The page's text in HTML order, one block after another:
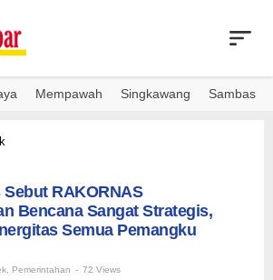
Mempawah Singkawang Sambas
RAKORNAS
Penanggulangan
Bencana
Sangat
Memerlukan
RAKORNAS
Bencana Sangat Strategis,
Semua Pemangku
Pemerintahan - 72 Views